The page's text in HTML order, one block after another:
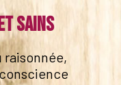
sains
raisonnée,